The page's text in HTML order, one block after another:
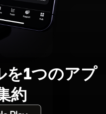
を1つのアプ
約